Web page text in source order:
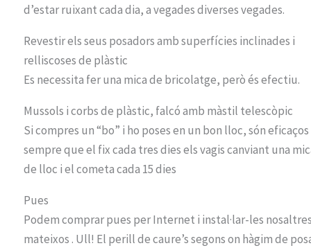
d’estar ruixant cada dia, a vegades diverses vegades.
Revestir els seus posadors amb superfícies inclinades i
relliscoses de plàstic
Es necessita fer una mica de bricolatge, però és efectiu.
Mussols i corbs de plàstic, falcó amb màstil telescòpic
Si compres un “bo” i ho poses en un bon lloc, són eficaços
sempre que el fix cada tres dies els vagis canviant una
de lloc i el cometa cada 15 dies
Pues
Podem comprar pues per Internet i instal·lar-les
mateixos . Ull! El perill de caure’s segons on hàgim de